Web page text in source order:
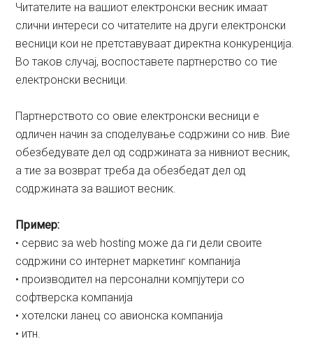
Читателите на вашиот електронски весник имаат
слични интереси со читателите на други електронски
весници кои не претставуваат директна конкуренција.
Во таков случај, воспоставете партнерство со тие
електронски весници.
Партнерството со овие електронски весници е
одличен начин за споделување содржини со нив. Вие
обезбедувате дел од содржината за нивниот весник,
а тие за возврат треба да обезбедат дел од
содржината за вашиот весник.
Пример:
• сервис за web hosting може да ги дели своите
содржини со интернет маркетинг компанија
• производител на персонални компјутери со
софтверска компанија
• хотелски ланец со авионска компанија
• итн.